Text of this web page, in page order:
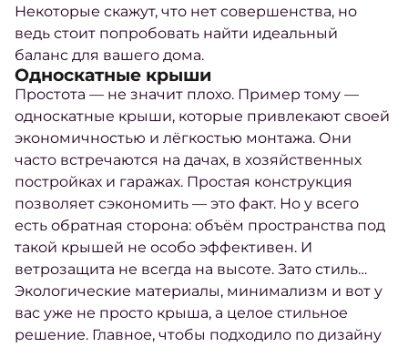
Некоторые скажут, что нет совершенства, но
ведь стоит попробовать найти идеальный
баланс для вашего дома.
Односкатные крыши
Простота — не значит плохо. Пример тому —
односкатные крыши, которые привлекают своей
экономичностью и лёгкостью монтажа. Они
часто встречаются на дачах, в хозяйственных
постройках и гаражах. Простая конструкция
позволяет сэкономить — это факт. Но у всего
есть обратная сторона: объём пространства под
такой крышей не особо эффективен. И
ветрозащита не всегда на высоте. Зато стиль…
Экологические материалы, минимализм и вот у
вас уже не просто крыша, а целое стильное
решение. Главное, чтобы подходило по дизайну